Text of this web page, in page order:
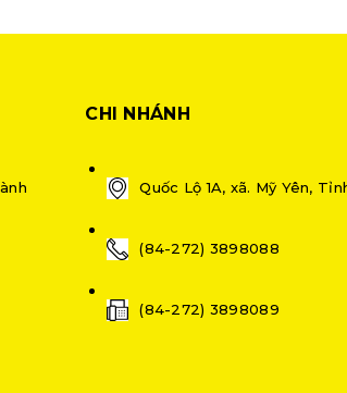
CHI NHÁNH
Quốc Lộ 1A, xã. Mỹ Yên,
(84-272) 3898088
(84-272) 3898089